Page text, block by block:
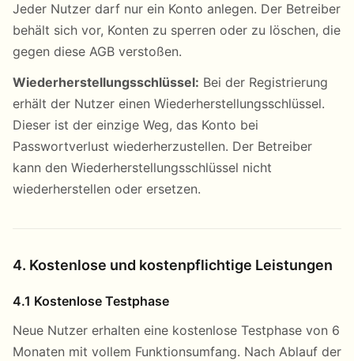
Jeder Nutzer darf nur ein Konto anlegen. Der Betreiber
behält sich vor, Konten zu sperren oder zu löschen, die
gegen diese AGB verstoßen.
Wiederherstellungsschlüssel: Bei der Registrierung
erhält der Nutzer einen Wiederherstellungsschlüssel.
Dieser ist der einzige Weg, das Konto bei
Passwortverlust wiederherzustellen. Der Betreiber
kann den Wiederherstellungsschlüssel nicht
wiederherstellen oder ersetzen.
4. Kostenlose und kostenpflichtige Leistungen
4.1 Kostenlose Testphase
Neue Nutzer erhalten eine kostenlose Testphase von 6
Monaten mit vollem Funktionsumfang. Nach Ablauf der